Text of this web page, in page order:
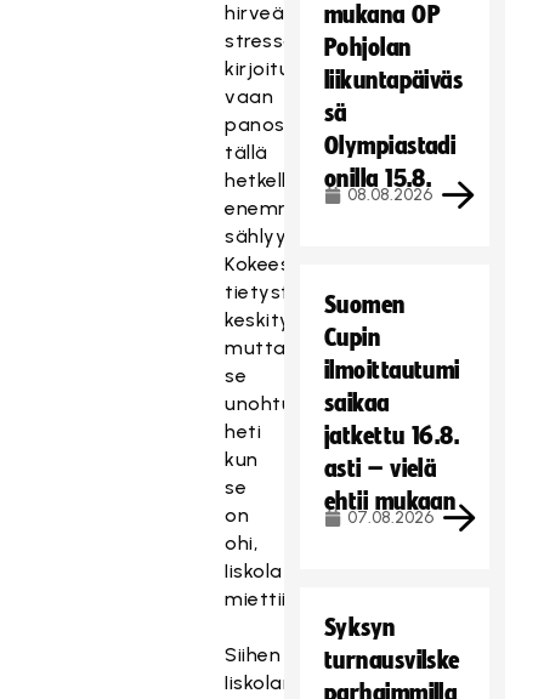
hirveästi
stressaa
kirjoituksista,
vaan
panostan
tällä
hetkellä
enemmän
sählyyn.
Kokeeseen
tietysti
keskityn,
mutta
se
unohtuu
heti
kun
se
on
ohi,
Iiskola
miettii.
Siihen
Iiskolan
mukana OP
Pohjolan
liikuntapäiväs
sä
Olympiastadi
onilla 15.8.
08.08.2026
Suomen
Cupin
ilmoittautumi
saikaa
jatkettu 16.8.
asti – vielä
ehtii mukaan
07.08.2026
Syksyn
turnausvilske
parhaimmilla